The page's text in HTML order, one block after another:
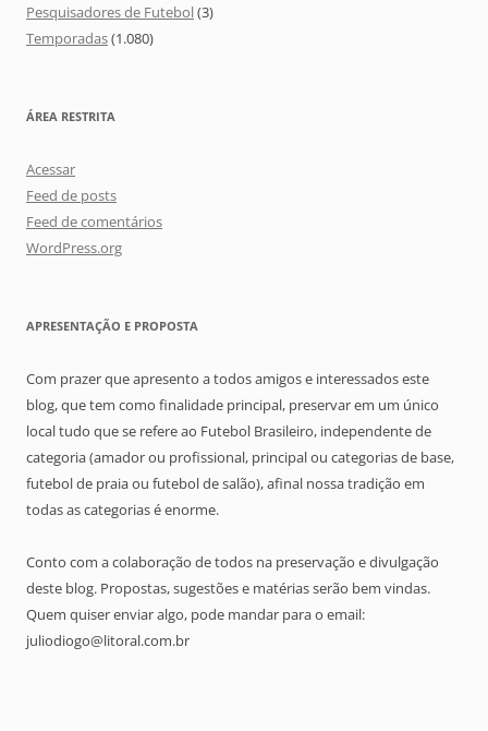
Pesquisadores de Futebol(3)
Temporadas(1.080)
ÁREA RESTRITA
Acessar
Feed de posts
Feed de comentários
WordPress.org
APRESENTAÇÃO E PROPOSTA
Com prazer que apresento a todos amigos e interessados este
blog, que tem como finalidade principal, preservar em um único
local tudo que se refere ao Futebol Brasileiro, independente de
categoria (amador ou profissional, principal ou categorias de base,
futebol de praia ou futebol de salão), afinal nossa tradição em
todas as categorias é enorme.
Conto com a colaboração de todos na preservação e divulgação
deste blog. Propostas, sugestões e matérias serão bem vindas.
Quem quiser enviar algo, pode mandar para o email:
juliodiogo@litoral.com.br